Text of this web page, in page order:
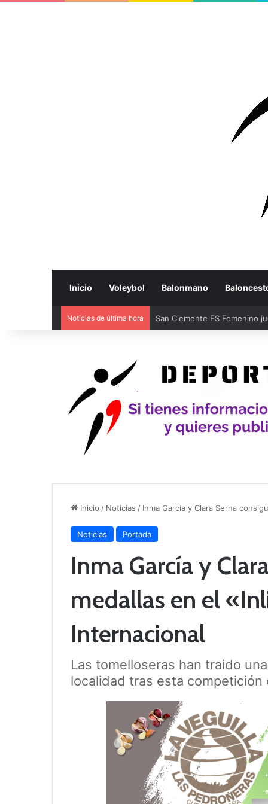
Inicio Voleybol Balonmano
Noticias de última hora San Clemente FS Femenino
Inicio / Noticias / Inma García y Clara Serna
Noticias Portada
Inma García y
medallas en el
Internacional
Las tomelloseras han traido
localidad tras esta competición